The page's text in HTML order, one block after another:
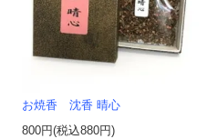
お焼香 沈香 晴心
800円(税込880円)